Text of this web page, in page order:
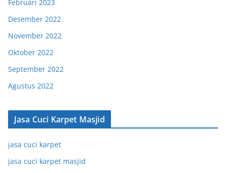
Februari 2023
Desember 2022
November 2022
Oktober 2022
September 2022
Agustus 2022
Jasa Cuci Karpet Masjid
jasa cuci karpet
jasa cuci karpet masjid